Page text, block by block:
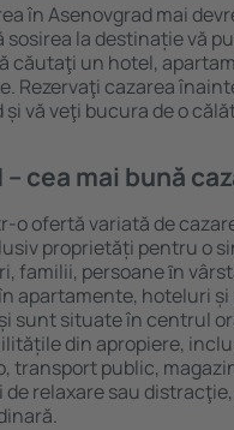
în Asenovgrad mai
sosirea la destinație vă
căutaţi un hotel,
Rezervaţi cazarea
și vă veţi bucura de o
cea mai bună
o ofertă variată de
proprietăți pentru o
familii, persoane ȋn
apartamente, hoteluri
sunt situate în centrul
din apropiere,
transport public,
relaxare sau